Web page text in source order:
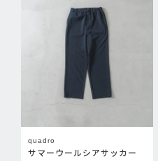
quadro
サマーウールシアサッカー